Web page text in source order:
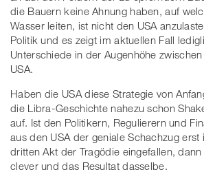
die Bauern keine Ahnung haben, auf
Wasser leiten, ist nicht den USA
Politik und es zeigt im aktuellen Fall
Unterschiede in der Augenhöhe
USA.
Haben die USA diese Strategie von
die Libra-Geschichte nahezu schon
auf. Ist den Politikern, Regulierern und
aus den USA der geniale Schachzug
dritten Akt der Tragödie eingefallen,
clever und das Resultat dasselbe.